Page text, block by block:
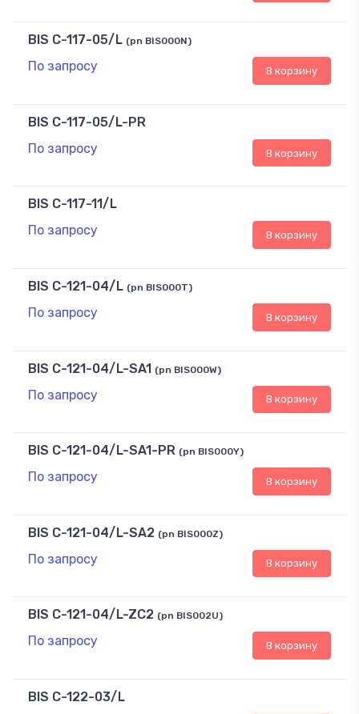
BIS C-117-05/L (pn BIS000N)
По запросу В корзину
BIS C-117-05/L-PR
По запросу
В корзину
BIS C-117-11/L
По запросу
В корзину
BIS C-121-04/L (pn BIS000T)
По запросу В корзину
BIS C-121-04/L-SA1 (pn BIS000W)
По запросу В корзину
BIS C-121-04/L-SA1-PR (pn BIS000Y)
По запросу В корзину
BIS C-121-04/L-SA2 (pn BIS000Z)
По запросу В корзину
BIS C-121-04/L-ZC2 (pn BIS002U)
По запросу В корзину
BIS C-122-03/L